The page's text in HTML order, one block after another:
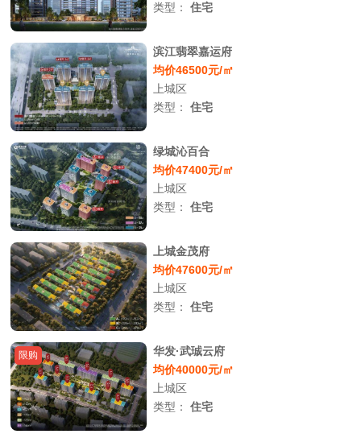
类型：住宅
滨江翡翠嘉运府
均价46500元/㎡
上城区
类型：住宅
绿城沁百合
均价47400元/㎡
上城区
类型：住宅
上城金茂府
均价47600元/㎡
上城区
类型：住宅
限购
华发·武珹云府
均价40000元/㎡
上城区
类型：住宅